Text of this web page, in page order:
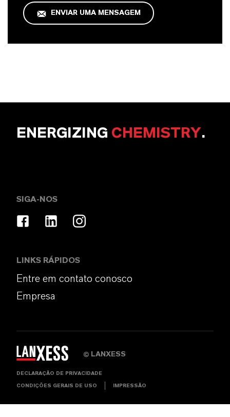
ENVIAR UMA MENSAGEM
ENERGIZING CHEMISTRY.
SIGA-NOS
LINKS RÁPIDOS
Entre em contato conosco
Empresa
© LANXESS
DECLARAÇÃO DE PRIVACIDADE
CONDIÇÕES GERAIS DE USO IMPRESSÃO